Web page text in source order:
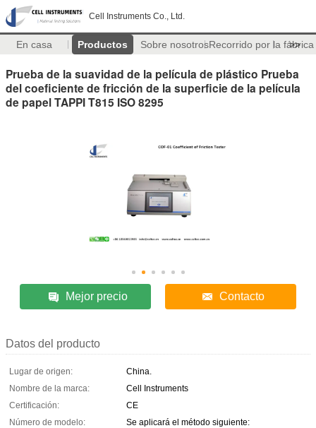
Cell Instruments Co., Ltd.
En casa Productos Sobre nosotrosRecorrido por la fábrica
>>
Prueba de la suavidad de la película de plástico Prueba
del coeficiente de fricción de la superficie de la película
de papel TAPPI T815 ISO 8295
Mejor precio Contacto
Datos del producto
Lugar de origen:
China.
Nombre de la marca:
Cell Instruments
Certificación:
CE
Número de modelo:
Se aplicará el método siguiente: